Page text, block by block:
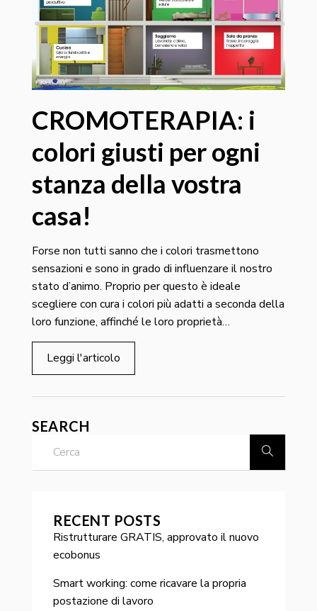
CROMOTERAPIA: i
colori giusti per ogni
stanza della vostra
casa!
Forse non tutti sanno che i colori trasmettono
sensazioni e sono in grado di influenzare il nostro
stato d’animo. Proprio per questo è ideale
scegliere con cura i colori più adatti a seconda della
loro funzione, affinché le loro proprietà…
Leggi l'articolo
SEARCH
RECENT POSTS
Ristrutturare GRATIS, approvato il nuovo
ecobonus
Smart working: come ricavare la propria
postazione di lavoro